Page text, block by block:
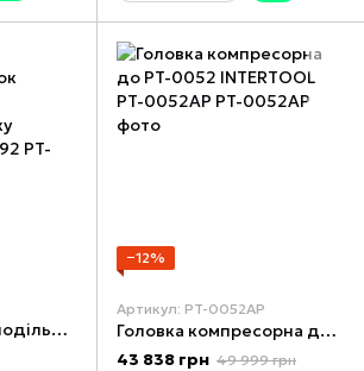
Контрольно-розподільний блок компресора з регулятором тиску INTERTOOL PT-9092
−12%
Артикул: PT-0052AP
Головка компресорна до PT-0052 INTERTOOL PT-0052AP
43 838 грн 49 999 грн